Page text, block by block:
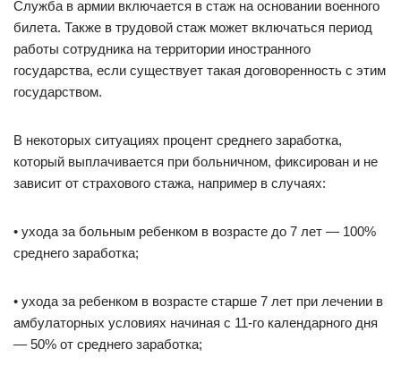
Служба в армии включается в стаж на основании военного
билета. Также в трудовой стаж может включаться период
работы сотрудника на территории иностранного
государства, если существует такая договоренность с этим
государством.
В некоторых ситуациях процент среднего заработка,
который выплачивается при больничном, фиксирован и не
зависит от страхового стажа, например в случаях:
• ухода за больным ребенком в возрасте до 7 лет — 100%
среднего заработка;
• ухода за ребенком в возрасте старше 7 лет при лечении в
амбулаторных условиях начиная с 11-го календарного дня
— 50% от среднего заработка;